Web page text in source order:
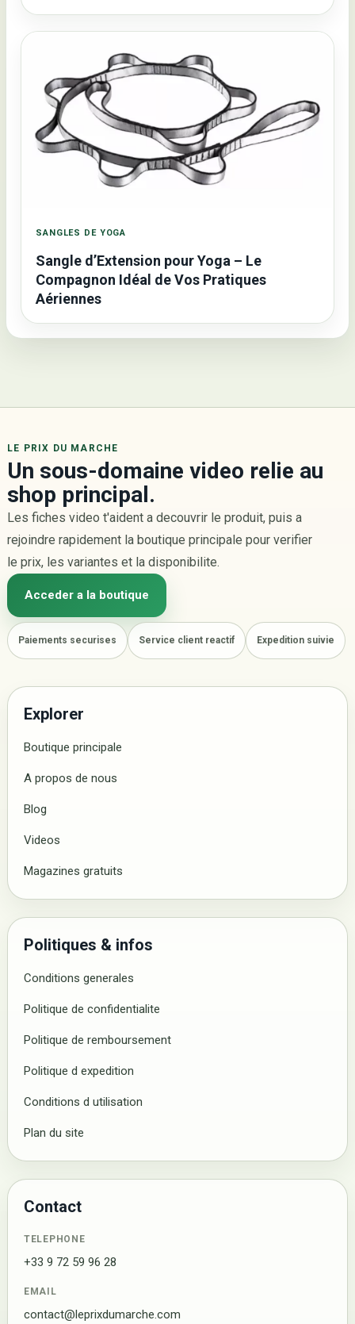
SANGLES DE YOGA
Sangle d’Extension pour Yoga – Le
Compagnon Idéal de Vos Pratiques
Aériennes
LE PRIX DU MARCHE
Un sous-domaine video relie au
shop principal.
Les fiches video t'aident a decouvrir le produit, puis a
rejoindre rapidement la boutique principale pour verifier
le prix, les variantes et la disponibilite.
Acceder a la boutique
Paiements securises Service client reactif Expedition suivie
Explorer
Boutique principale
A propos de nous
Blog
Videos
Magazines gratuits
Politiques & infos
Conditions generales
Politique de confidentialite
Politique de remboursement
Politique d expedition
Conditions d utilisation
Plan du site
Contact
TELEPHONE
+33 9 72 59 96 28
EMAIL
contact@leprixdumarche.com